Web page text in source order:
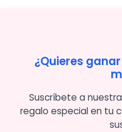
¿Quieres
Suscríbete a
regalo especial en tu